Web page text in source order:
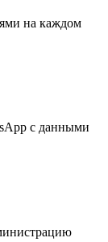
на каждом
с данными